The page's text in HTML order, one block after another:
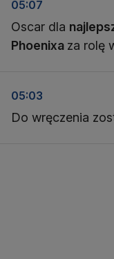
05:07
Oscar dla
Phoenixa za rolę
05:03
Do wręczenia